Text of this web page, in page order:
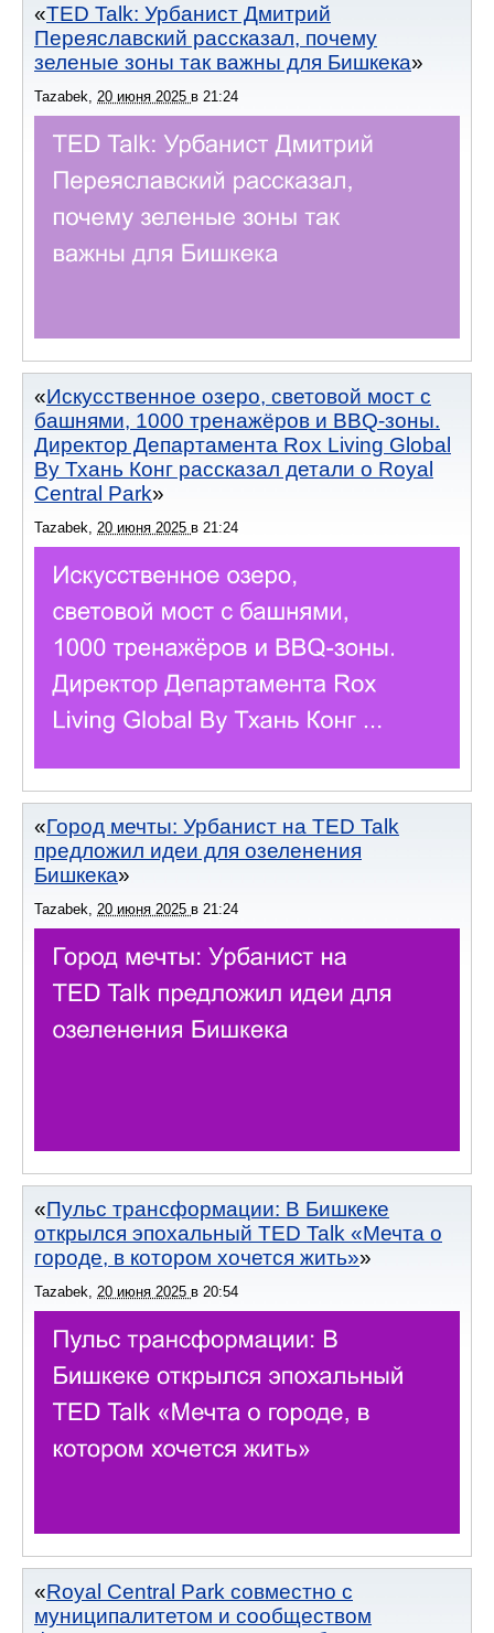
TED Talk: Урбанист Дмитрий
Переяславский рассказал, почему
зеленые зоны так важны для Бишкека
Tazabek 20 июня 2025 в 21:24
Искусственное озеро, световой мост с
башнями, 1000 тренажёров и BBQ-зоны.
Директор Департамента Rox Living Global
Ву Тхань Конг рассказал детали о Royal
Central Park
Tazabek 20 июня 2025 в 21:24
Город мечты: Урбанист на TED Talk
предложил идеи для озеленения
Бишкека
Tazabek, 20 июня 2025 в 21:24
Пульс трансформации: В Бишкеке
открылся эпохальный TED Talk «Мечта о
городе, в котором хочется жить»
Tazabek, 20 июня 2025 в 20:54
Royal Central Park совместно с
муниципалитетом и сообществом